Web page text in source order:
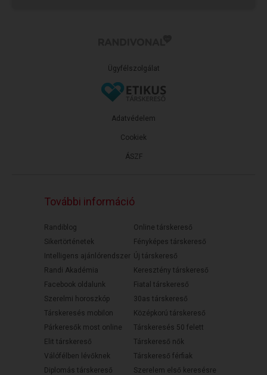
Ügyfélszolgálat
ÁSZF
Adatvédelem
Cookiek
További információ
Randiblog
Sikertörténetek
Intelligens ajánlórendszer
Randi Akadémia
Facebook oldalunk
Szerelmi horoszkóp
Társkeresés mobilon
Párkeresők most online
Elit társkereső
Válófélben lévőknek
Diplomás társkereső
Online társkereső
Fényképes társkereső
Új társkereső
Keresztény társkereső
Fiatal társkereső
30as társkereső
Középkorú társkereső
Társkeresés 50 felett
Társkereső nők
Társkereső férfiak
Szerelem első keresésre